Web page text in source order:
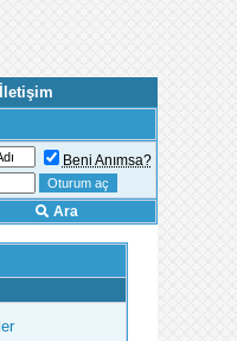
İletişim
Beni Anımsa?
Ara